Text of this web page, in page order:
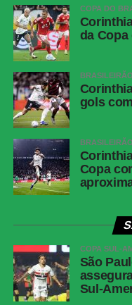
Data e horário:13.08
Brasília)
Local:Estádio Inca
Fluminense x
Competição:Copa
Data e horário:11.08
Local:Estádio do
FICHA
TÉCNICA
Resultado
horário
Brasília
Local
Estádio
Cartões
COPA DO
da
gols
Copa
COPA SUL-
São
Sul-